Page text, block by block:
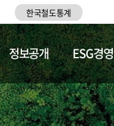
한국철도통계
정보공개 ESG경영
갤러리